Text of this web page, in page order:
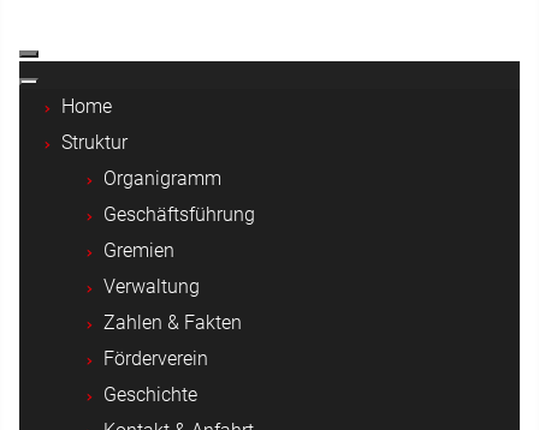
Home
Struktur
Organigramm
Geschäftsführung
Gremien
Verwaltung
Zahlen & Fakten
Förderverein
Geschichte